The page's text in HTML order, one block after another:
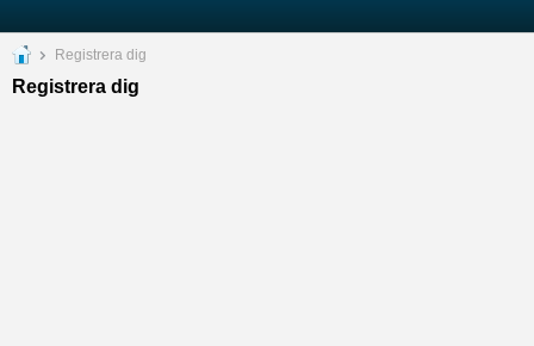
Registrera dig
Registrera dig